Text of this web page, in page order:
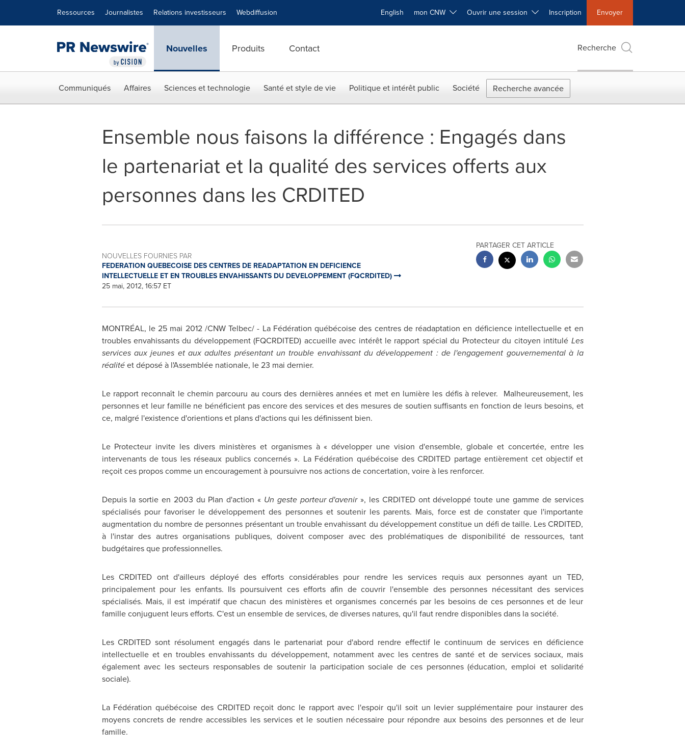
Ressources Journalistes Relations investisseurs Webdiffusion English mon CNW Ouvrir une session Inscription Envoyer
Nouvelles Produits Contact Recherche
Communiqués Affaires Sciences et technologie Santé et style de vie Politique et intérêt public Société Recherche avancée
Ensemble nous faisons la différence : Engagés dans
le partenariat et la qualité des services offerts aux
personnes dans les CRDITED
NOUVELLES FOURNIES PAR
FEDERATION QUEBECOISE DES CENTRES DE READAPTATION EN DEFICIENCE
INTELLECTUELLE ET EN TROUBLES ENVAHISSANTS DU DEVELOPPEMENT (FQCRDITED)
25 mai, 2012, 16:57 ET
PARTAGER CET ARTICLE
MONTRÉAL, le 25 mai 2012 /CNW Telbec/ - La Fédération québécoise des centres de réadaptation en déficience intellectuelle et en
troubles envahissants du développement (FQCRDITED) accueille avec intérêt le rapport spécial du Protecteur du citoyen intitulé Les
services aux jeunes et aux adultes présentant un trouble envahissant du développement : de l'engagement gouvernemental à la
réalitéet déposé à l'Assemblée nationale, le 23 mai dernier.
Le rapport reconnaît le chemin parcouru au cours des dernières années et met en lumière les défis à relever. Malheureusement, les
personnes et leur famille ne bénéficient pas encore des services et des mesures de soutien suffisants en fonction de leurs besoins, et
ce, malgré l'existence d'orientions et plans d'actions qui les définissent bien.
Le Protecteur invite les divers ministères et organismes à « développer une vision d'ensemble, globale et concertée, entre les
intervenants de tous les réseaux publics concernés ». La Fédération québécoise des CRDITED partage entièrement cet objectif et
reçoit ces propos comme un encouragement à poursuivre nos actions de concertation, voire à les renforcer.
Depuis la sortie en 2003 du Plan d'action « Un geste porteur d'avenir», les CRDITED ont développé toute une gamme de services
spécialisés pour favoriser le développement des personnes et soutenir les parents. Mais, force est de constater que l'importante
augmentation du nombre de personnes présentant un trouble envahissant du développement constitue un défi de taille. Les CRDITED,
à l'instar des autres organisations publiques, doivent composer avec des problématiques de disponibilité de ressources, tant
budgétaires que professionnelles.
Les CRDITED ont d'ailleurs déployé des efforts considérables pour rendre les services requis aux personnes ayant un TED,
principalement pour les enfants. Ils poursuivent ces efforts afin de couvrir l'ensemble des personnes nécessitant des services
spécialisés. Mais, il est impératif que chacun des ministères et organismes concernés par les besoins de ces personnes et de leur
famille conjuguent leurs efforts. C'est un ensemble de services, de diverses natures, qu'il faut rendre disponibles dans la société.
Les CRDITED sont résolument engagés dans le partenariat pour d'abord rendre effectif le continuum de services en déficience
intellectuelle et en troubles envahissants du développement, notamment avec les centres de santé et de services sociaux, mais
également avec les secteurs responsables de soutenir la participation sociale de ces personnes (éducation, emploi et solidarité
sociale).
La Fédération québécoise des CRDITED reçoit donc le rapport avec l'espoir qu'il soit un levier supplémentaire pour instaurer des
moyens concrets de rendre accessibles les services et le soutien nécessaire pour répondre aux besoins des personnes et de leur
famille.